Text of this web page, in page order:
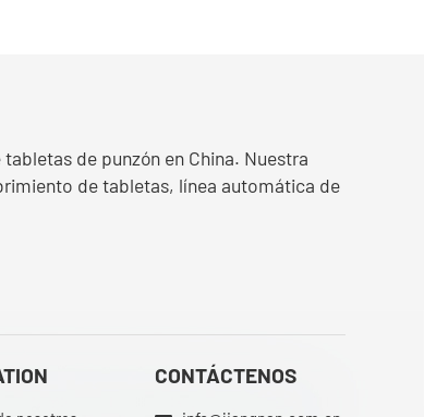
de punzón en China. Nuestra
de tabletas, línea automática de
CONTÁCTENOS